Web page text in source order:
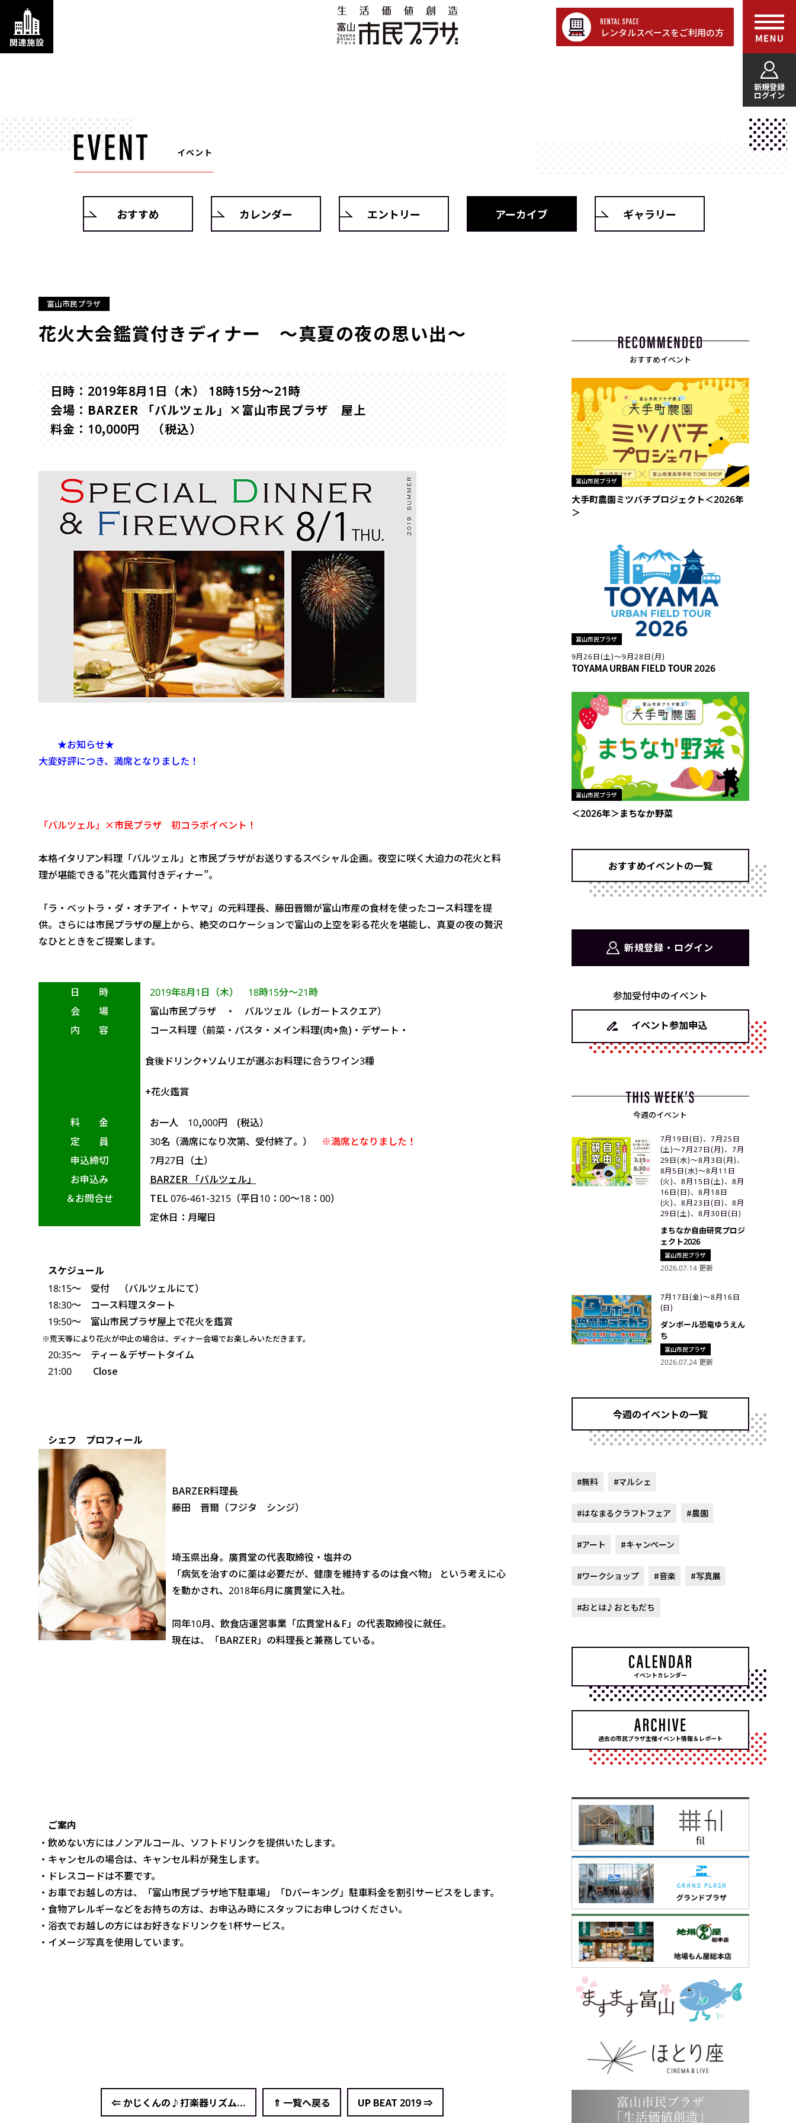
新規登録
ログイン
レンタルスペースをご利用の方
イベント
おすすめ カレンダー エントリー アーカイブ ギャラリー
花火大会鑑賞付きディナー ～真夏の夜の思い出～
富山市民プラザ
日時：2019年8月1日（木） 18時15分～21時
会場：BARZER 「バルツェル」×富山市民プラザ 屋上
料金：10,000円 （税込）
★お知らせ★
大変好評につき、満席となりました！
「バルツェル」×市民プラザ 初コラボイベント！
本格イタリアン料理「バルツェル」と市民プラザがお送りするスペシャル企画。夜空に咲く大迫力の花火と料
理が堪能できる”花火鑑賞付きディナー”。
「ラ・ベットラ・ダ・オチアイ・トヤマ」の元料理長、藤田晋爾が富山市産の食材を使ったコース料理を提
供。さらには市民プラザの屋上から、絶交のロケーションで富山の上空を彩る花火を堪能し、真夏の夜の贅沢
なひとときをご提案します。
日 時
2019年8月1日（木） 18時15分～21時
会 場
富山市民プラザ ・ バルツェル（レガートスクエア）
内 容
コース料理（前菜・パスタ・メイン料理(肉+魚) ・デザート・
食後ドリンク+ソムリエが選ぶお料理に合うワイン3種
+花火鑑賞
料 金
お一人 10,000円 (税込）
定 員
30名（満席になり次第、受付終了。）
※満席となりました！
申込締切
7月27日（土）
お申込み
＆お問合せ
BARZER 「バルツェル」
TEL 076-461-3215（平日10：00～18：00）
定休日：月曜日
スケジュール
18:15～ 受付 （バルツェルにて）
18:30～ コース料理スタート
19:50～ 富山市民プラザ屋上で花火を鑑賞
※荒天等により花火が中止の場合は、ディナー会場でお楽しみいただきます。
20:35～ ティー＆デザートタイム
21:00 Close
シェフ プロフィール
BARZER料理長
藤田 晋爾（フジタ シンジ）
埼玉県出身。廣貫堂の代表取締役・塩井の
「病気を治すのに薬は必要だが、健康を維持するのは食べ物」 という考えに心
を動かされ、2018年6月に廣貫堂に入社。
同年10月、飲食店運営事業「広貫堂H＆F」の代表取締役に就任。
現在は、「BARZER」の料理長と兼務している。
ご案内
・飲めない方にはノンアルコール、ソフトドリンクを提供いたします。
・キャンセルの場合は、キャンセル料が発生します。
・ドレスコードは不要です。
・お車でお越しの方は、「富山市民プラザ地下駐車場」「Dパーキング」駐車料金を割引サービスをします。
・食物アレルギーなどをお持ちの方は、お申込み時にスタッフにお申しつけください。
・浴衣でお越しの方にはお好きなドリンクを1杯サービス。
・イメージ写真を使用しています。
⇐ かじくんの♪打楽器リズム... ⇑ 一覧へ戻る UP BEAT 2019 ⇒
おすすめイベント
富山市民プラザ
大手町農園ミツバチプロジェクト＜2026年
＞
富山市民プラザ
9月26日(土)〜9月28日(月)
TOYAMA URBAN FIELD TOUR 2026
富山市民プラザ
＜2026年＞まちなか野菜
おすすめイベントの一覧
新規登録・ログイン
参加受付中のイベント
イベント参加申込
今週のイベント
富山市民プラザ
7月19日(日)、7月25日
(土)〜7月27日(月)、7月
29日(水)〜8月3日(月)、
8月5日(水)〜8月11日
(火)、8月15日(土)、8月
16日(日)、8月18日
(火)、8月23日(日)、8月
29日(土)、8月30日(日)
まちなか自由研究プロジ
ェクト2026
2026.07.14 更新
富山市民プラザ
7月17日(金)〜8月16日
(日)
ダンボール恐竜ゆうえん
ち
2026.07.24 更新
今週のイベントの一覧
#無料 #マルシェ
#はなまるクラフトフェア #農園
#アート #キャンペーン
#ワークショップ #音楽 #写真展
#おとは♪おともだち
イベントカレンダー
過去の市民プラザ主催イベント情報＆レポート